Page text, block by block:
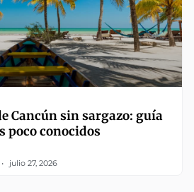
Cancún sin sargazo: guía
poco conocidos
julio 27, 2026